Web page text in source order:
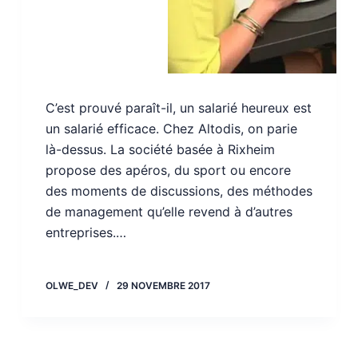
C’est prouvé paraît-il, un salarié heureux est
un salarié efficace. Chez Altodis, on parie
là-dessus. La société basée à Rixheim
propose des apéros, du sport ou encore
des moments de discussions, des méthodes
de management qu’elle revend à d’autres
entreprises.…
OLWE_DEV 29 NOVEMBRE 2017